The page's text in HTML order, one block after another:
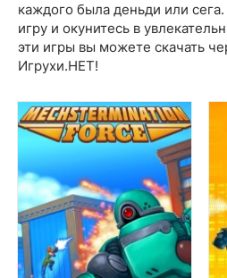
каждого была деньди или
игру и окунитесь в
эти игры вы можете скачать
Игрухи.НЕТ!